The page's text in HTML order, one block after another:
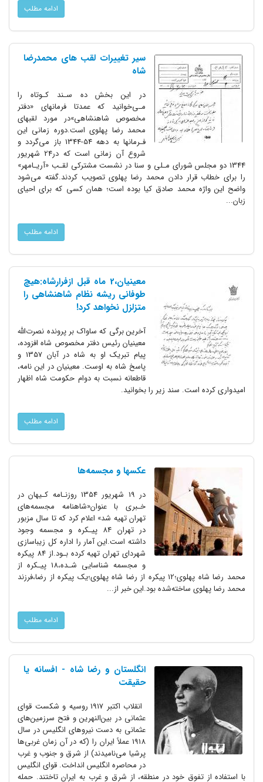
ادامه مطلب
سیر تغییرات لقب های محمدرضا
شاه
در این بخش ده‌ سـند‌ کـوتاه را
مـی‌خوانید که عمدتا فرمانهای‌ «دفتر
مخصوص شاهنشاهی»در مورد لقبهای
محمد رضا پهلوی‌ است.دوره زمانی این‌
فـرمانها به دهه 54-1344 باز می‌گردد و
شروع آن‌ زمانی است که در24‌ شهریور
1344 دو مجلس شورای مـلی و سنا در نشست مشترکی لقـب «آریـامهر»
را برای خطاب قرار دادن‌ محمد رضا پهلوی تصویب کردند.گفته می‌شود
واضح این واژه محمد صادق کیا بوده‌ است؛ همان کسی که برای احیای
زبان...
ادامه مطلب
معینیان،2 ماه قبل ازفرارشاه:هیچ
طوفانی ریشه نظام شاهنشاهی را
متزلزل نخواهد کرد!
آخرین برگی که ساواک بر پرونده نصرت‌الله
معینیان رئیس دفتر مخصوص شاه افزوده،
پیام تبریک او به شاه در آبان 1357 و
پاسخ شاه به اوست. معینیان در این نامه،
قاطعانه نسبت به دوام حکومت شاه اظهار
امیدواری کرده است. سند زیر را بخوانید.
ادامه مطلب
عکسها و مجسمه‌ها
در 19‌ شهریور‌ 1354‌ روزنـامه کـیهان در
خـبری با عنوان«شاهنامه مجسمه‌های
تهران تهیه‌ شد» اعلام کرد که تا‌ سال مزبور
در تهران 84 پیـکره و مجسمه وجود
داشته است.این آمار را‌ اداره کل زیباسازی
شهردای‌ تهران‌ تهیه کرده بـود.از 84 پیکره
و مجسمه شناسایی شـده،18 پیـکره از
محمد رضا شاه پهلوی؛12 پیکره از رضا شاه پهلوی؛یک پیکره از رضا،فرزند
محمد رضا پهلوی ساخته‌شده‌ بود.این خبر از...
ادامه مطلب
انگلستان و رضا شاه - افسانه یا
حقیقت
انقلاب اکتبر 1917 روسیه و شکست قوای
عثمانی در بین‌النهرین و فتح سرزمین‌های
عثمانی به دست نیروهای انگلیس در سال
1918 عملاً ایران را (که در آن زمان غربی‌ها
پرشیا می‌نامیدند) از شرق و جنوب و غرب
در محاصره انگلیس انداخت. قوای انگلیس
با استفاده از تفوق خود در منطقه، از شرق و غرب به ایران تاختند. حمله